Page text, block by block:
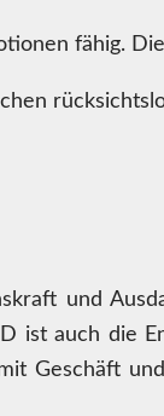
fähig.
und
ist auch die
Geschäft